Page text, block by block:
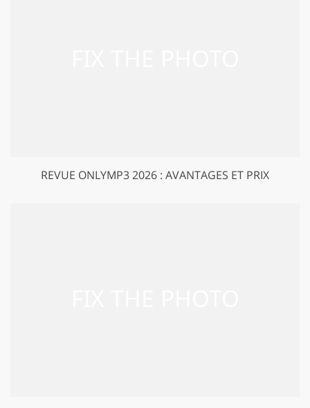
REVUE ONLYMP3 2026 : AVANTAGES ET PRIX